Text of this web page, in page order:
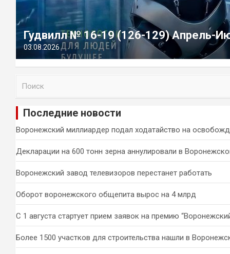
Гудвилл № 16-19 (126-129) Апрель-
03.08.2026
и
Последние новости
Воронежский миллиардер подал ходатайство на
Декларации на 600 тонн зерна аннулировали в
Воронежский завод телевизоров перестанет работать
Оборот воронежского общепита вырос на 4 млрд
С 1 августа стартует прием заявок на премию
Более 1500 участков для строительства нашли в